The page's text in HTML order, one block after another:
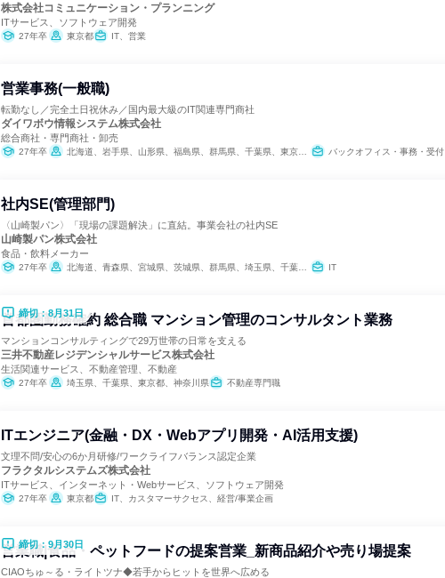
株式会社コミュニケーション・プランニング
ITサービス、ソフトウェア開発
27年卒 東京都 IT、営業
営業事務(一般職)
転勤なし／完全土日祝休み／国内最大級のIT関連専門商社
ダイワボウ情報システム株式会社
総合商社・専門商社・卸売
27年卒 北海道、岩手県、山形県、福島県、群馬県、千葉県、東京都、福井県、岐阜県、静岡県、愛知県、広島県、山口県、高知県、熊本県、宮崎県、鹿児島県、沖縄県 バックオフィス・事務・受付
社内SE(管理部門)
〈山崎製パン〉「現場の課題解決」に直結。事業会社の社内SE
山崎製パン株式会社
食品・飲料メーカー
27年卒 北海道、青森県、宮城県、茨城県、群馬県、埼玉県、千葉県、東京都、神奈川県、新潟県、愛知県、京都府、大阪府、兵庫県、岡山県、広島県、福岡県、熊本県 IT
締切：8月31日
首都圏勤務確約 総合職 マンション管理のコンサルタント業務
マンションコンサルティングで29万世帯の日常を支える
三井不動産レジデンシャルサービス株式会社
生活関連サービス、不動産管理、不動産
27年卒 埼玉県、千葉県、東京都、神奈川県 不動産専門職
ITエンジニア(金融・DX・Webアプリ開発・AI活用支援)
文理不問/安心の6か月研修/ワークライフバランス認定企業
フラクタルシステムズ株式会社
ITサービス、インターネット・Webサービス、ソフトウェア開発
27年卒 東京都 IT、カスタマーサクセス、経営/事業企画
締切：9月30日
営業職|食品・ペットフードの提案営業_新商品紹介や売り場提案
CIAOちゅ～る・ライトツナ◆若手からヒットを世界へ広める